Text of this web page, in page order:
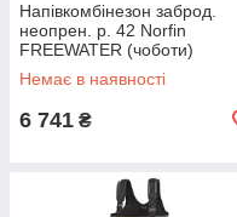
Напівкомбінезон заброд.
неопрен. р. 42 Norfin
FREEWATER (чоботи)
(81250-42)
Немає в наявності
6 741 ₴